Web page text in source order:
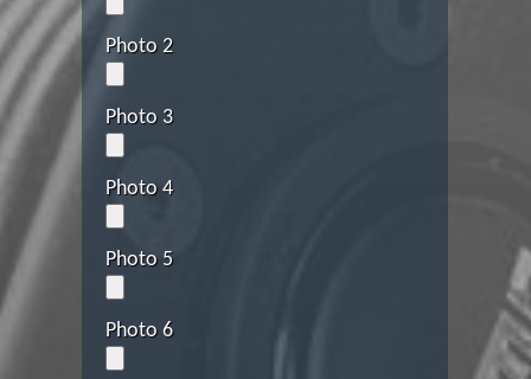
Photo 2
Photo 3
Photo 4
Photo 5
Photo 6